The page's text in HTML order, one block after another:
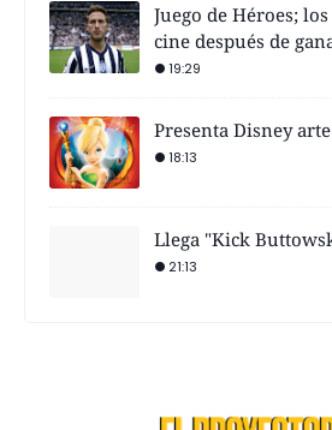
Juego de Héroes;
cine después de
19:29
Presenta Disney
18:13
Llega "Kick
21:13